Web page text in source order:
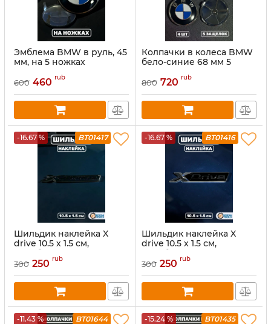
Эмблема BMW в руль, 45
мм, на 5 ножках
600 460 rub
Колпачки в колеса BMW
бело-синие 68 мм 5
800 720 rub
-16.67 % BT01417
Шильдик наклейка X
drive 10.5 х 1.5 см,
серебро
300 250 rub
-16.67 % BT01416
Шильдик наклейка X
drive 10.5 х 1.5 см,
серебро
300 250 rub
-11.43 % BT01644 -15.24 % BT01435